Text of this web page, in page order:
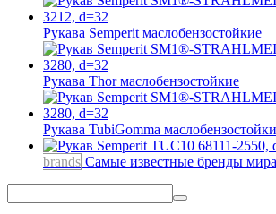
Рукава Semperit маслобензостойкие
Рукава Thorмаслобензостойкие
Рукава TubiGomma
brands Самые известные бренды мира